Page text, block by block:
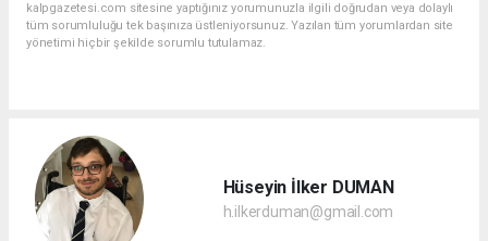
kalpgazetesi.com sitesine yaptığınız yorumunuzla ilgili doğrudan veya dolaylı
tüm sorumluluğu tek başınıza üstleniyorsunuz. Yazılan tüm yorumlardan site
yönetimi hiçbir şekilde sorumlu tutulamaz.
Hüseyin İlker DUMAN
h.ilkerduman@gmail.com